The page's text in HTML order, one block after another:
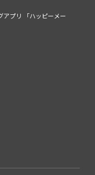
アプリ 「ハッピーメー